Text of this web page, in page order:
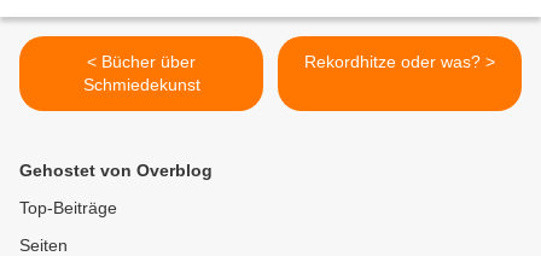
< Bücher über
Schmiedekunst
Rekordhitze oder was? >
Gehostet von Overblog
Top-Beiträge
Seiten